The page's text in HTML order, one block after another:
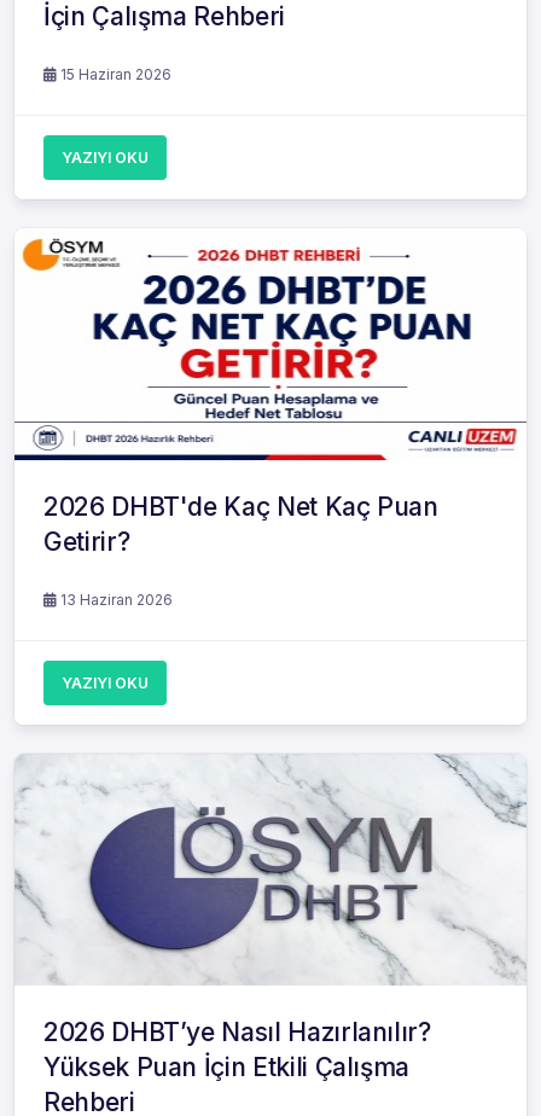
İçin Çalışma Rehberi
15 Haziran 2026
YAZIYI OKU
2026 DHBT'de Kaç Net Kaç Puan
Getirir?
13 Haziran 2026
YAZIYI OKU
2026 DHBT’ye Nasıl Hazırlanılır?
Yüksek Puan İçin Etkili Çalışma
Rehberi